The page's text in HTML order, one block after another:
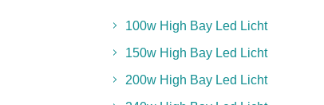
100w High Bay Led Licht
150w High Bay Led Licht
200w High Bay Led Licht